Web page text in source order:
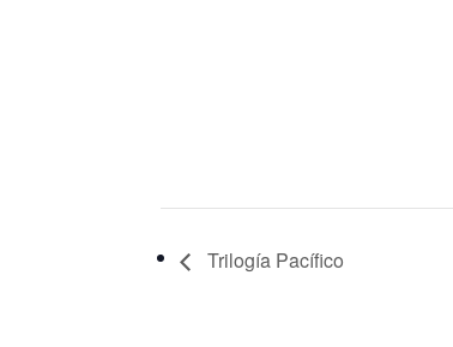
Trilogía Pacífico